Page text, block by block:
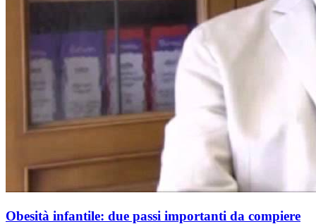
Obesità infantile: due passi importanti da compiere